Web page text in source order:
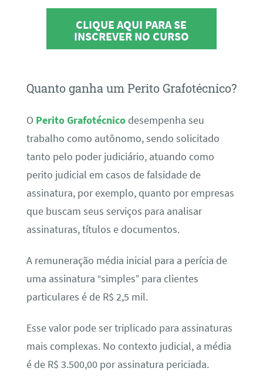
CLIQUE AQUI PARA SE
INSCREVER NO CURSO
Quanto ganha um Perito Grafotécnico?
O Perito Grafotécnicodesempenha seu
trabalho como autônomo, sendo solicitado
tanto pelo poder judiciário, atuando como
perito judicial em casos de falsidade de
assinatura, por exemplo, quanto por empresas
que buscam seus serviços para analisar
assinaturas, títulos e documentos.
A remuneração média inicial para a perícia de
uma assinatura “simples” para clientes
particulares é de R$ 2,5 mil.
Esse valor pode ser triplicado para assinaturas
mais complexas. No contexto judicial, a média
é de R$ 3.500,00 por assinatura periciada.